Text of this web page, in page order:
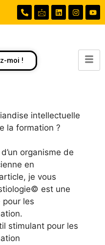
moi !
intellectuelle
la formation ?
organisme de
en
je vous
est une
pour les
stimulant pour les